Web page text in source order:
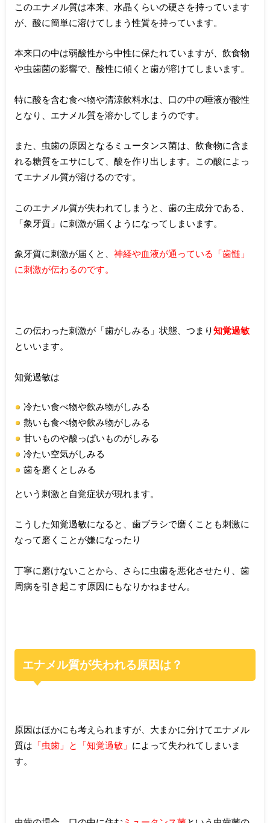
このエナメル質は本来、水晶くらいの硬さを持っています
が、酸に簡単に溶けてしまう性質を持っています。
本来口の中は弱酸性から中性に保たれていますが、飲食物
や虫歯菌の影響で、酸性に傾くと歯が溶けてしまいます。
特に酸を含む食べ物や清涼飲料水は、口の中の唾液が酸性
となり、エナメル質を溶かしてしまうのです。
また、虫歯の原因となるミュータンス菌は、飲食物に含ま
れる糖質をエサにして、酸を作り出します。この酸によっ
てエナメル質が溶けるのです。
このエナメル質が失われてしまうと、歯の主成分である、
「象牙質」に刺激が届くようになってしまいます。
象牙質に刺激が届くと、 神経や血液が通っている「歯髄」
に刺激が伝わるのです。
この伝わった刺激が「歯がしみる」状態、つまり知覚過敏
といいます。
知覚過敏は
冷たい食べ物や飲み物がしみる
熱いも食べ物や飲み物がしみる
甘いものや酸っぱいものがしみる
冷たい空気がしみる
歯を磨くとしみる
という刺激と自覚症状が現れます。
こうした知覚過敏になると、歯ブラシで磨くことも刺激に
なって磨くことが嫌になったり
丁寧に磨けないことから、さらに虫歯を悪化させたり、歯
周病を引き起こす原因にもなりかねません。
エナメル質が失われる原因は？
原因はほかにも考えられますが、大まかに分けてエナメル
質は 「虫歯」と「知覚過敏」 によって失われてしまいま
す。